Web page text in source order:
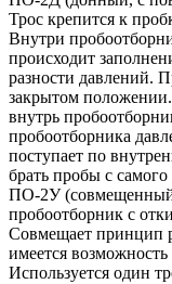
Трос крепится к
Внутри
происходит
разности давлений.
закрытом
внутрь
пробоотборника
поступает по
брать пробы с самого
ПО-2У
пробоотборник с
Совмещает принцип
имеется
Используется один